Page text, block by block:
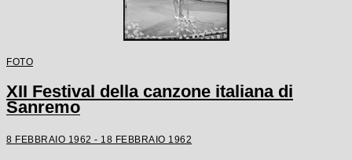
FOTO
XII Festival della canzone italiana di
Sanremo
8 FEBBRAIO 1962 - 18 FEBBRAIO 1962